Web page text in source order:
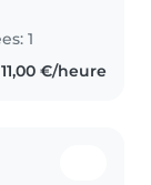
1
11,00 €/heure